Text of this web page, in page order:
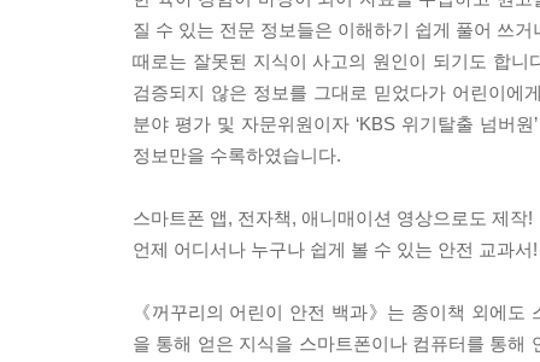
질 수 있는 전문 정보들은 이해하기 쉽게 풀어 쓰
때로는 잘못된 지식이 사고의 원인이 되기도 합
검증되지 않은 정보를 그대로 믿었다가 어린이에
분야 평가 및 자문위원이자 ‘KBS 위기탈출 넘버
정보만을 수록하였습니다.
스마트폰 앱, 전자책, 애니매이션 영상으로도 제작!
언제 어디서나 누구나 쉽게 볼 수 있는 안전 교과서!
《꺼꾸리의 어린이 안전 백과》는 종이책 외에
을 통해 얻은 지식을 스마트폰이나 컴퓨터를 통해